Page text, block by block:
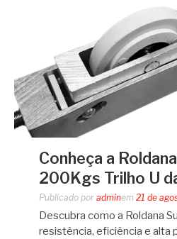
Conheça a
200Kgs Trilho U
Publicado por adminem 21 de
Descubra como a Roldana
resistência, eficiência e alta